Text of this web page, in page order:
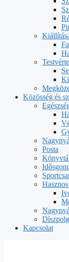
Közösség és
Posta
Kapcsolat